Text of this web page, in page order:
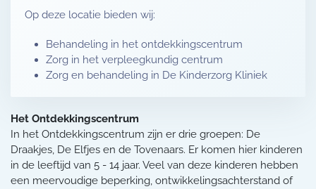
Op deze locatie bieden wij:
Behandeling in het ontdekkingscentrum
Zorg in het verpleegkundig centrum
Zorg en behandeling in De Kinderzorg Kliniek
Het Ontdekkingscentrum
In het Ontdekkingscentrum zijn er drie groepen: De
Draakjes, De Elfjes en de Tovenaars. Er komen hier kinderen
in de leeftijd van 5 - 14 jaar. Veel van deze kinderen hebben
een meervoudige beperking, ontwikkelingsachterstand of